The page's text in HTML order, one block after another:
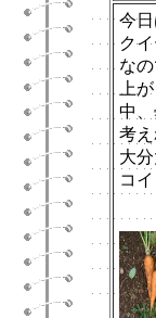
今
ク
な
上
中
考
大
コ